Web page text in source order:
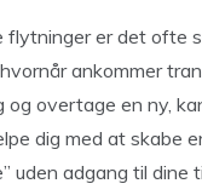
flytninger er det ofte
ankommer
og overtage en ny,
dig med at skabe
uden adgang til dine